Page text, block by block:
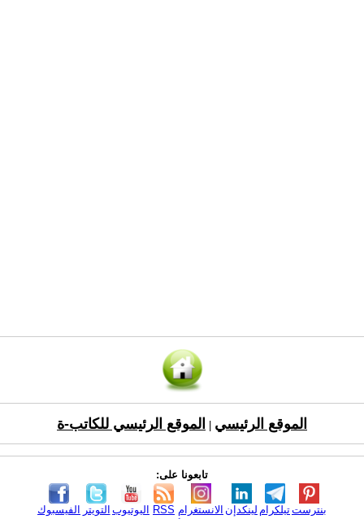
الموقع الرئيسي الموقع الرئيسي للكاتب-ة
تابعونا على:
الفيسبوك التويتر اليوتيوب RSS الانستغرام لينكدإن تيلكرامبنترست